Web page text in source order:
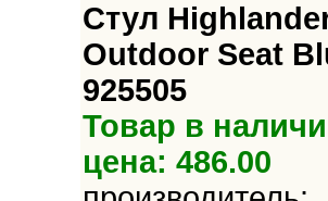
Стул
Outdoor Seat
925505
Товар в
цена: 486.00